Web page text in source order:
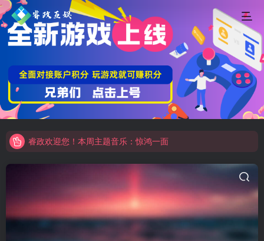
睿政欢迎您！本周主题音乐：惊鸿一面
睿政互娱商城即将上线，当前测试中！
睿政欢迎您！本周主题音乐：惊鸿一面